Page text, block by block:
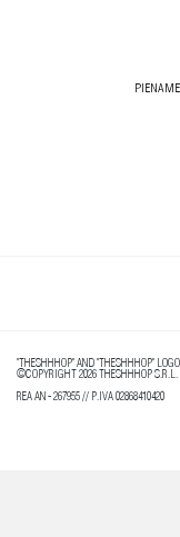
"THESHHHOP" AND "THESHHHOP"
©COPYRIGHT 2026 THESHHHOP S.R.L.
REA AN - 267955 // P.IVA 02868410420